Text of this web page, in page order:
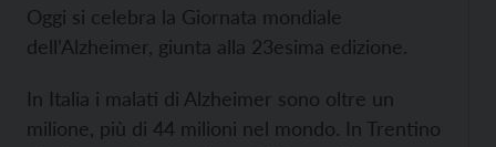
Oggi si celebra la Giornata mondiale
dell’Alzheimer, giunta alla 23esima edizione.
In Italia i malati di Alzheimer sono oltre un
milione, più di 44 milioni nel mondo. In Trentino